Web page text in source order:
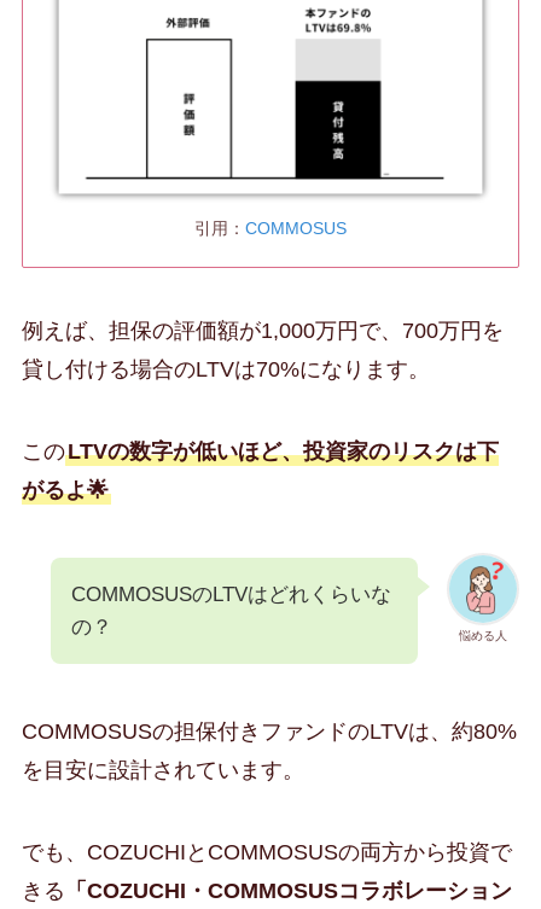
引用： COMMOSUS
例えば、担保の評価額が1,000万円で、700万円を
貸し付ける場合のLTVは70%になります。
このLTVの数字が低いほど、投資家のリスクは下
がるよ🌟
悩める人
COMMOSUSのLTVはどれくらいな
の？
COMMOSUSの担保付きファンドのLTVは、約80%
を目安に設計されています。
でも、COZUCHIとCOMMOSUSの両方から投資で
きる 「COZUCHI・COMMOSUSコラボレーション